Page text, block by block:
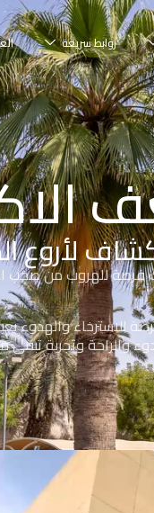
روابط سريعة
لأروع
فرصة للهروب من
للاسترخاء والهدوء
والراحة وتجربة